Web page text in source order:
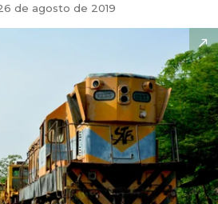
de agosto de 2019